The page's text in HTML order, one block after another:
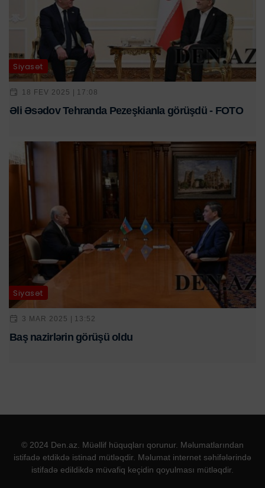
Siyasət
18 FEV 2025 | 17:08
Əli Əsədov Tehranda Pezeşkianla görüşdü - FOTO
Siyasət
3 MAR 2025 | 13:52
Baş nazirlərin görüşü oldu
© 2024 Den.az. Müəllif hüquqları qorunur. Məlumatlarından
istifadə etdikdə istinad mütləqdir. Məlumat internet səhifələrində
istifadə edildikdə müvafiq keçidin qoyulması mütləqdir.